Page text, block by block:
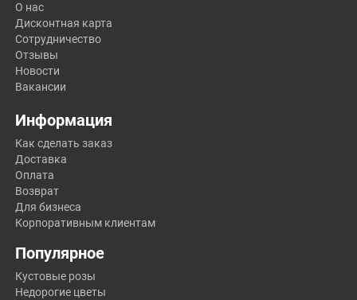
О нас
Дисконтная карта
Сотрудничество
Отзывы
Новости
Вакансии
Информация
Как сделать заказ
Доставка
Оплата
Возврат
Для бизнеса
Корпоративным клиентам
Популярное
Кустовые розы
Недорогие цветы